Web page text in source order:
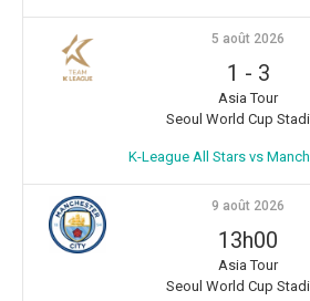
5 août 2026
1 - 3
Asia Tour
Seoul World Cup
K-League All Stars vs
9 août 2026
13h00
Asia Tour
Seoul World Cup